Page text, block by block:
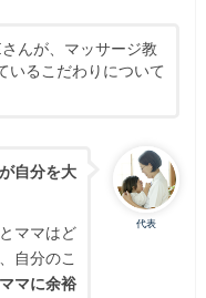
さんが、マッサージ教
いるこだわりについて
代表
自分を大
ママはど
自分のこ
ママに余裕